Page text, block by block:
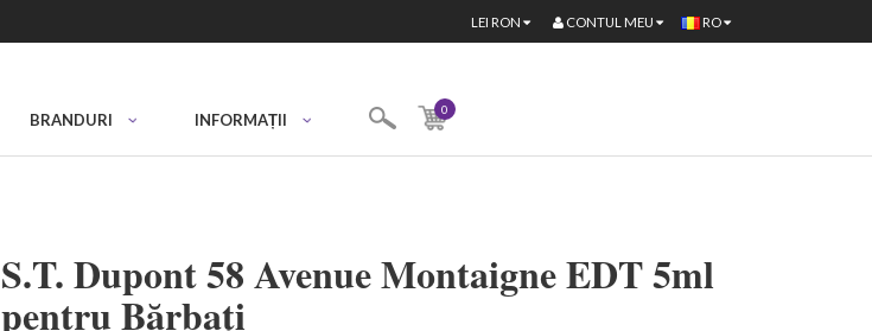
RO
LEI RON CONTUL MEU
BRANDURI INFORMAȚII
0
S.T. Dupont 58 Avenue Montaigne EDT 5ml
pentru Bărbați